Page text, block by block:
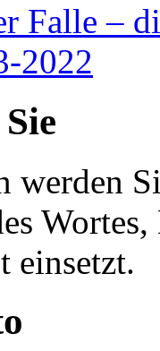
Falle –
2022
werden
einsetzt.